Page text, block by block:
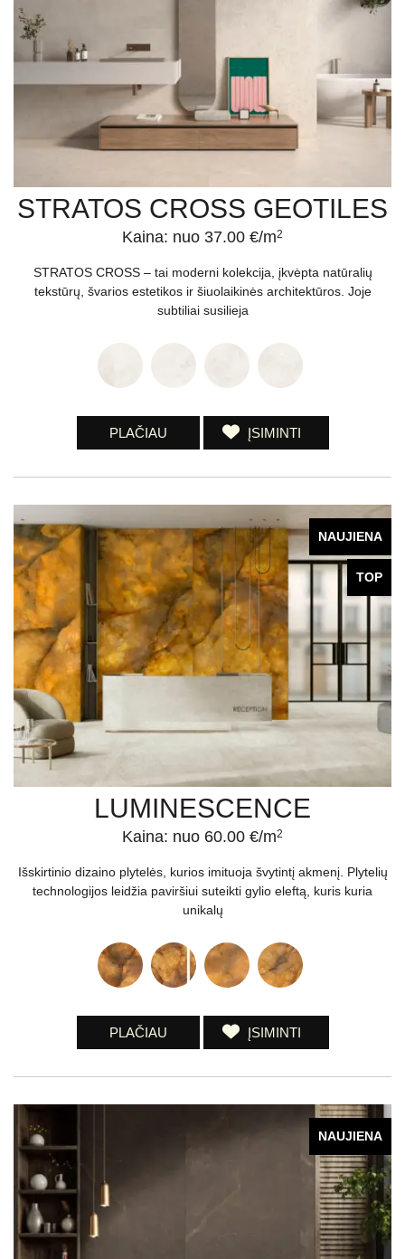
STRATOS CROSS GEOTILES
Kaina: nuo 37.00 €/m2
STRATOS CROSS – tai moderni kolekcija, įkvėpta natūralių
tekstūrų, švarios estetikos ir šiuolaikinės architektūros. Joje
subtiliai susilieja
PLAČIAU ĮSIMINTI
NAUJIENA
TOP
LUMINESCENCE
Kaina: nuo 60.00 €/m2
Išskirtinio dizaino plytelės, kurios imituoja švytintį akmenį. Plytelių
technologijos leidžia paviršiui suteikti gylio eleftą, kuris kuria
unikalų
PLAČIAU ĮSIMINTI
NAUJIENA